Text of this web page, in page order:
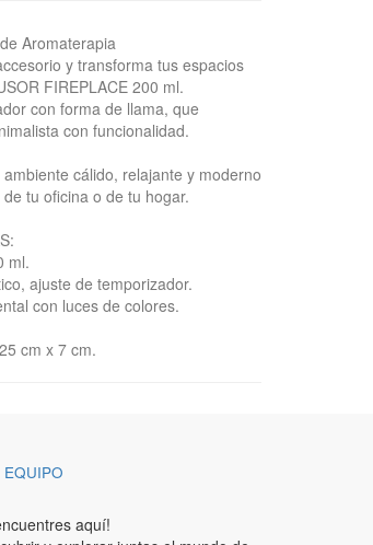
Aromaterapia
y transforma tus espacios
FIREPLACE 200 ml.
con forma de llama, que
con funcionalidad.
cálido, relajante y moderno
tu oficina o de tu hogar.
ml.
ajuste de temporizador.
con luces de colores.
cm x 7 cm.
EQUIPO
aquí!